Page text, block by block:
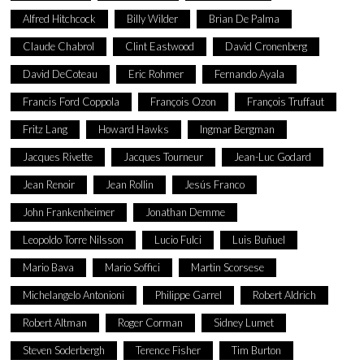
Alfred Hitchcock Billy Wilder Brian De Palma
Claude Chabrol Clint Eastwood David Cronenberg
David DeCoteau Eric Rohmer Fernando Ayala
Francis Ford Coppola François Ozon François Truffaut
Fritz Lang Howard Hawks Ingmar Bergman
Jacques Rivette Jacques Tourneur Jean-Luc Godard
Jean Renoir Jean Rollin Jesús Franco
John Frankenheimer Jonathan Demme
Leopoldo Torre Nilsson Lucio Fulci Luis Buñuel
Mario Bava Mario Soffici Martin Scorsese
Michelangelo Antonioni Philippe Garrel Robert Aldrich
Robert Altman Roger Corman Sidney Lumet
Steven Soderbergh Terence Fisher Tim Burton